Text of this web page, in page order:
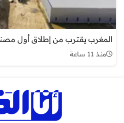
المغرب يقترب من إطلاق أول
منذ 11 ساعة